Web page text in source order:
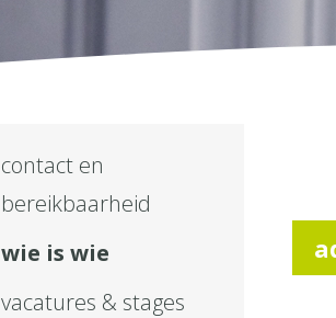
contact en
bereikbaarheid
wie is wie
vacatures & stages